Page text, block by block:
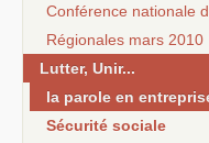
Conférence nationale
Régionales mars 2010
Lutter, Unir...
la parole en
Sécurité sociale